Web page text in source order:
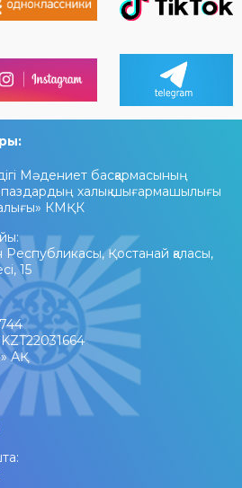
Мәдениет басқармасының
халық шығармашылығы
КМҚК
Республикасы, Қостанай қаласы,
15
АҚ